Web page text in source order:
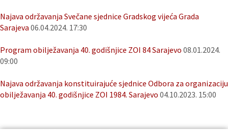
Najava održavanja Svečane sjednice Gradskog vijeća Grada
Sarajeva 06.04.2024. 17:30
Program obilježavanja 40. godišnjice ZOI 84 Sarajevo 08.01.2024.
09:00
Najava održavanja konstituirajuće sjednice Odbora za organizaciju
obilježavanja 40. godišnjice ZOI 1984. Sarajevo 04.10.2023. 15:00